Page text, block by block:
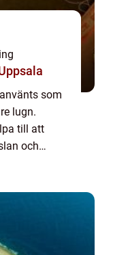
som
lugn.
till att
och